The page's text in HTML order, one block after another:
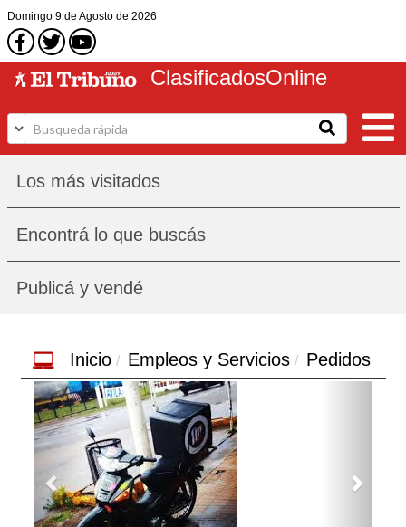
Domingo 9 de Agostode 2026
ClasificadosOnline
Los más visitados
Encontrá lo que buscás
Publicá y vendé
Inicio Empleos y Servicios Pedidos
Previous Next